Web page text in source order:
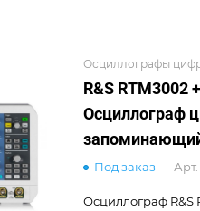
Осциллографы
R&S RTM3002
Осциллограф
Под заказ Арт.
Осциллограф R&S